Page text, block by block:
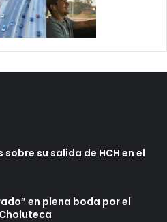
su salida de HCH en el
en plena boda por el